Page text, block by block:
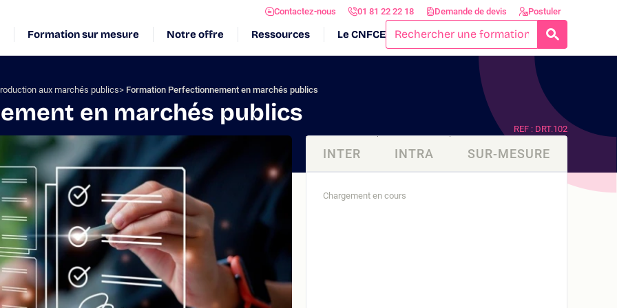
Contactez-nous 01 81 22 22 18 Demande de devis Postuler
Formation sur mesure Notre offre Ressources Le CNFCE
aux marchés publics Formation Perfectionnement en marchés publics
en marchés publics
REF : DRT.102
INTER INTRA SUR-MESURE